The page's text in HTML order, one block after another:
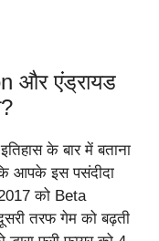
और एंड्रायड
के बार में बताना
आपके इस पसंदीदा
को Beta
तरफ गेम को बढ़ती